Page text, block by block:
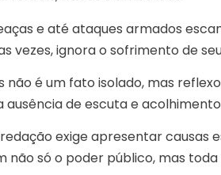
e até ataques armados
vezes, ignora o sofrimento de
não é um fato isolado, mas
de escuta e
exige apresentar causas
não só o poder público, mas toda